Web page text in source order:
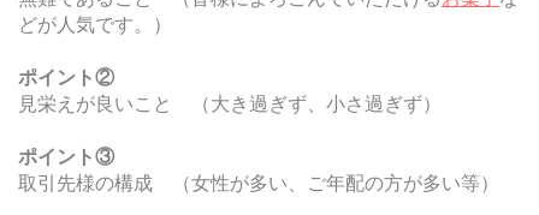
どが人気です。）
ポイント②
見栄えが良いこと （大き過ぎず、小さ過ぎず）
ポイント③
取引先様の構成 （女性が多い、ご年配の方が多い等）